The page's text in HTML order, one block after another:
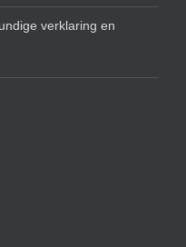
verklaring en